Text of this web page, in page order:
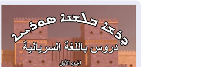
2026-08-06بعد هجومين قرب باب المندب..
تحذيرات من تصعيد يهدد الملاحة في البحر
الأحمر
2026-08-06 مئات القاصرين بلا مأوى.. أزمة